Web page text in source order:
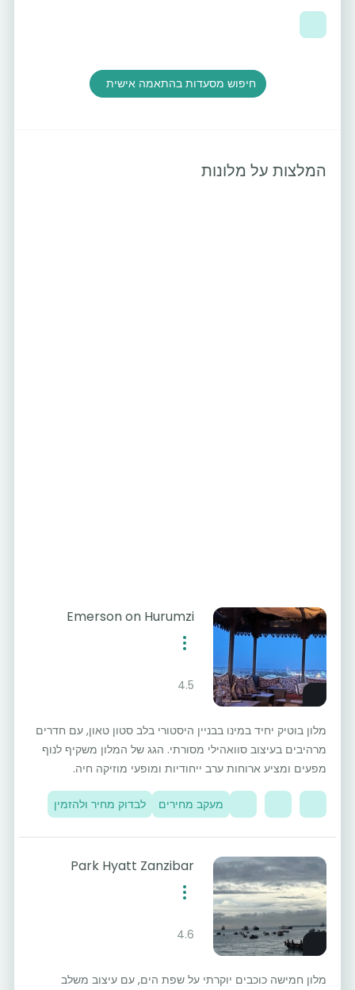
חיפוש מסעדות בהתאמה אישית
המלצות על מלונות
Emerson on Hurumzi
4.5
מלון בוטיק יחיד במינו בבניין היסטורי בלב סטון טאון, עם חדרים
מרהיבים בעיצוב סוואהילי מסורתי. הגג של המלון משקיף לנוף
מפעים ומציע ארוחות ערב ייחודיות ומופעי מוזיקה חיה.
מעקב מחירים לבדוק מחיר ולהזמין
Park Hyatt Zanzibar
4.6
מלון חמישה כוכבים יוקרתי על שפת הים, עם עיצוב משלב